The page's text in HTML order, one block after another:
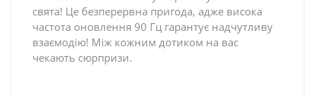
свята! Це безперервна пригода, адже висока
частота оновлення 90 Гц гарантує надчутливу
взаємодію! Між кожним дотиком на вас
чекають сюрпризи.